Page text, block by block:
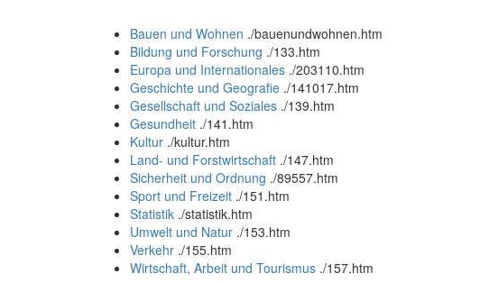
Bauen und Wohnen ./bauenundwohnen.htm
Bildung und Forschung ./133.htm
Europa und Internationales ./203110.htm
Geschichte und Geografie ./141017.htm
Gesellschaft und Soziales ./139.htm
Gesundheit ./141.htm
Kultur ./kultur.htm
Land- und Forstwirtschaft ./147.htm
Sicherheit und Ordnung ./89557.htm
Sport und Freizeit ./151.htm
Statistik ./statistik.htm
Umwelt und Natur ./153.htm
Verkehr ./155.htm
Wirtschaft, Arbeit und Tourismus ./157.htm